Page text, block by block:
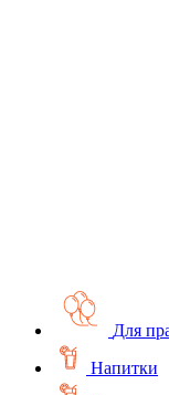
Для
Напитки